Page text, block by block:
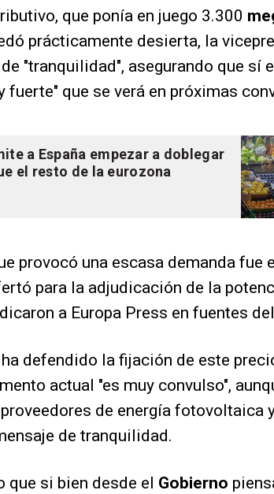
que ponía en juego 3.300
prácticamente desierta, la
"tranquilidad", asegurando que sí
fuerte" que se verá en próximas
a España empezar a doblegar
el resto de la eurozona
provocó una escasa demanda fue
para la adjudicación de la
a Europa Press en fuentes
defendido la fijación de este
actual "es muy convulso",
de energía fotovoltaica
de tranquilidad.
que si bien desde el Gobierno